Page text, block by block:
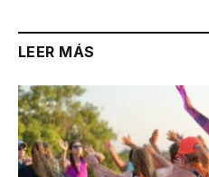
LEER MÁS